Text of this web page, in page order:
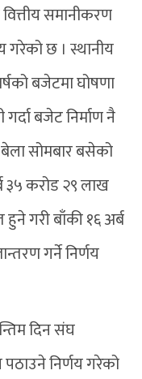
समानीकरण
गरेको छ । स्थानीय
बजेटमा घोषणा
बजेट निर्माण नै
बेला सोमबार बसेको
३५ करोड २९ लाख
गरी बाँकी १६ अर्ब
गर्ने निर्णय
दिन संघ
निर्णय गरेको